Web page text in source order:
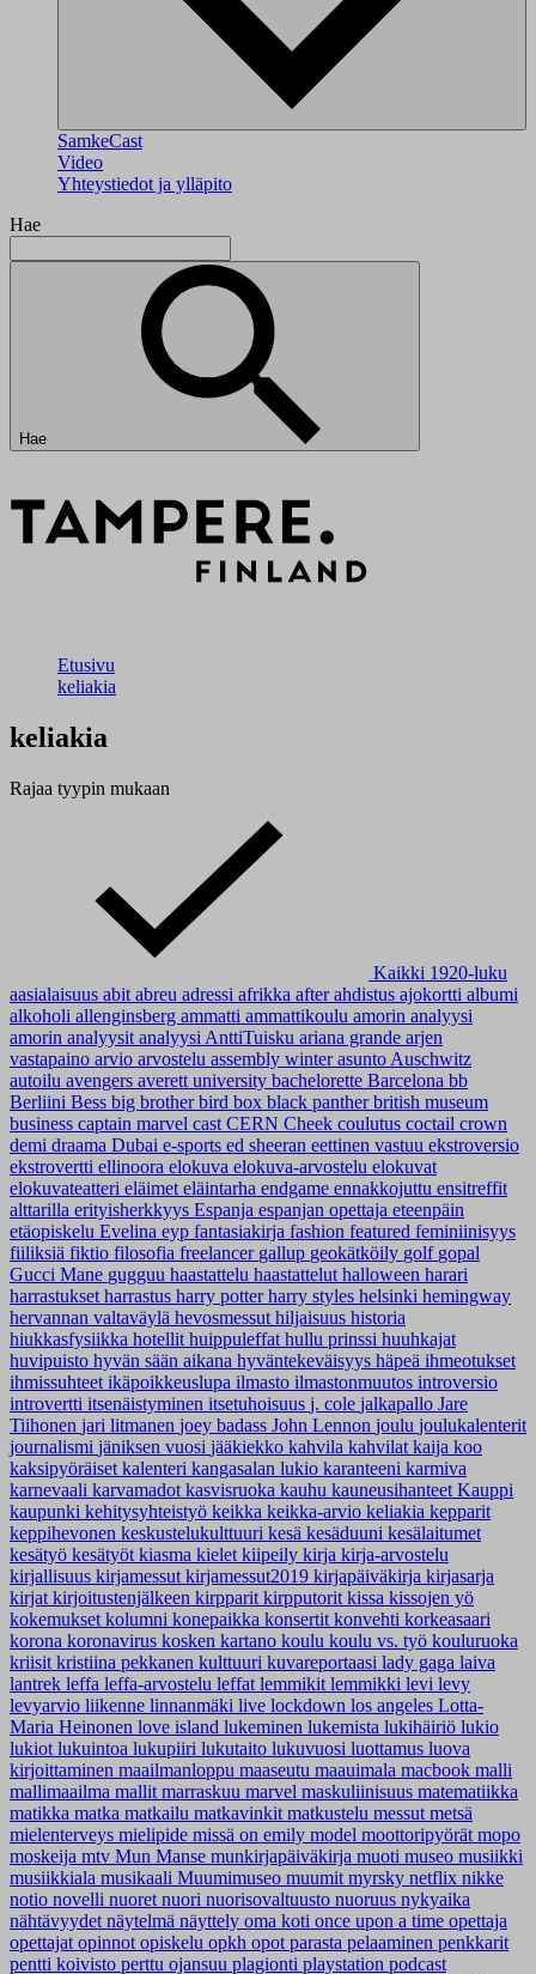
SamkeCast
Video
Yhteystiedot ja ylläpito
Hae
Hae
Etusivu
keliakia
keliakia
Rajaa tyypin mukaan
Kaikki 1920-luku
aasialaisuus abit abreu adressi afrikka afterahdistus ajokortti albumi
alkoholi allenginsberg ammatti ammattikoulu amorin analyysi
amorin analyysit analyysi AnttiTuisku ariana grande arjen
vastapaino arvio arvostelu assembly winterasunto Auschwitz
autoilu avengers averett university bachelorette Barcelona bb
Berliini Bess big brotherbird box black pantherbritish museum
business captain marvel cast CERN Cheek coulutus coctail crown
demi draama Dubai e-sports ed sheeran eettinen vastuu ekstroversio
ekstrovertti ellinoora elokuva elokuva-arvostelu elokuvat
elokuvateatteri eläimet eläintarha endgame ennakkojuttu ensitreffit
alttarilla erityisherkkyys Espanja espanjan opettaja eteenpäin
etäopiskelu Evelina eyp fantasiakirja fashion featured feminiinisyys
fiiliksiä fiktio filosofia freelancer gallup geokätköily golf gopal
Gucci Mane gugguu haastattelu haastattelut halloween harari
harrastukset harrastus harry potterharry styles helsinki hemingway
hervannan valtaväylä hevosmessut hiljaisuus historia
hiukkasfysiikka hotellit huippuleffat hullu prinssi huuhkajat
huvipuisto hyvän sään aikana hyväntekeväisyys häpeä ihmeotukset
ihmissuhteet ikäpoikkeuslupa ilmasto ilmastonmuutos introversio
introvertti itsenäistyminen itsetuhoisuus j. cole jalkapallo Jare
Tiihonen jari litmanen joey badass John Lennon joulu joulukalenterit
journalismi jäniksen vuosi jääkiekko kahvila kahvilat kaija koo
kaksipyöräiset kalenteri kangasalan lukio karanteeni karmiva
karnevaali karvamadot kasvisruoka kauhu kauneusihanteet Kauppi
kaupunki kehitysyhteistyö keikka keikka-arvio keliakia kepparit
keppihevonen keskustelukulttuuri kesä kesäduuni kesälaitumet
kesätyö kesätyöt kiasma kielet kiipeily kirja kirja-arvostelu
kirjallisuus kirjamessut kirjamessut2019 kirjapäiväkirja kirjasarja
kirjat kirjoitustenjälkeen kirpparit kirpputorit kissa kissojen yö
kokemukset kolumni konepaikka konsertit konvehti korkeasaari
korona koronavirus kosken kartano koulu koulu vs. työ kouluruoka
kriisit kristiina pekkanen kulttuuri kuvareportaasi lady gaga laiva
lantrek leffa leffa-arvostelu leffat lemmikit lemmikki levi levy
levyarvio liikenne linnanmäki live lockdown los angeles Lotta-
Maria Heinonen love island lukeminen lukemista lukihäiriö lukio
lukiot lukuintoa lukupiiri lukutaito lukuvuosi luottamus luova
kirjoittaminen maailmanloppu maaseutu maauimala macbook malli
mallimaailma mallit marraskuu marvel maskuliinisuus matematiikka
matikka matka matkailu matkavinkit matkustelu messut metsä
mielenterveys mielipide missä on emily model moottoripyörät mopo
moskeija mtv Mun Manse munkirjapäiväkirja muoti museo musiikki
musiikkiala musikaali Muumimuseo muumit myrsky netflix nikke
notio novelli nuoret nuori nuorisovaltuusto nuoruus nykyaika
nähtävyydet näytelmä näyttely oma koti once upon a time opettaja
opettajat opinnot opiskelu opkh opot parasta pelaaminen penkkarit
pentti koivisto perttu ojansuu plagionti playstation podcast